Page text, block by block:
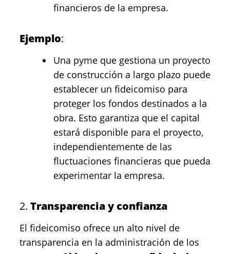
financieros de la empresa.
Ejemplo:
Una pyme que gestiona un proyecto
de construcción a largo plazo puede
establecer un fideicomiso para
proteger los fondos destinados a la
obra. Esto garantiza que el capital
estará disponible para el proyecto,
independientemente de las
fluctuaciones financieras que pueda
experimentar la empresa.
2. Transparencia y confianza
El fideicomiso ofrece un alto nivel de
transparencia en la administración de los